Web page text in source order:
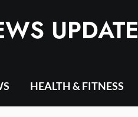
UPDATE
HEALTH & FITNESS